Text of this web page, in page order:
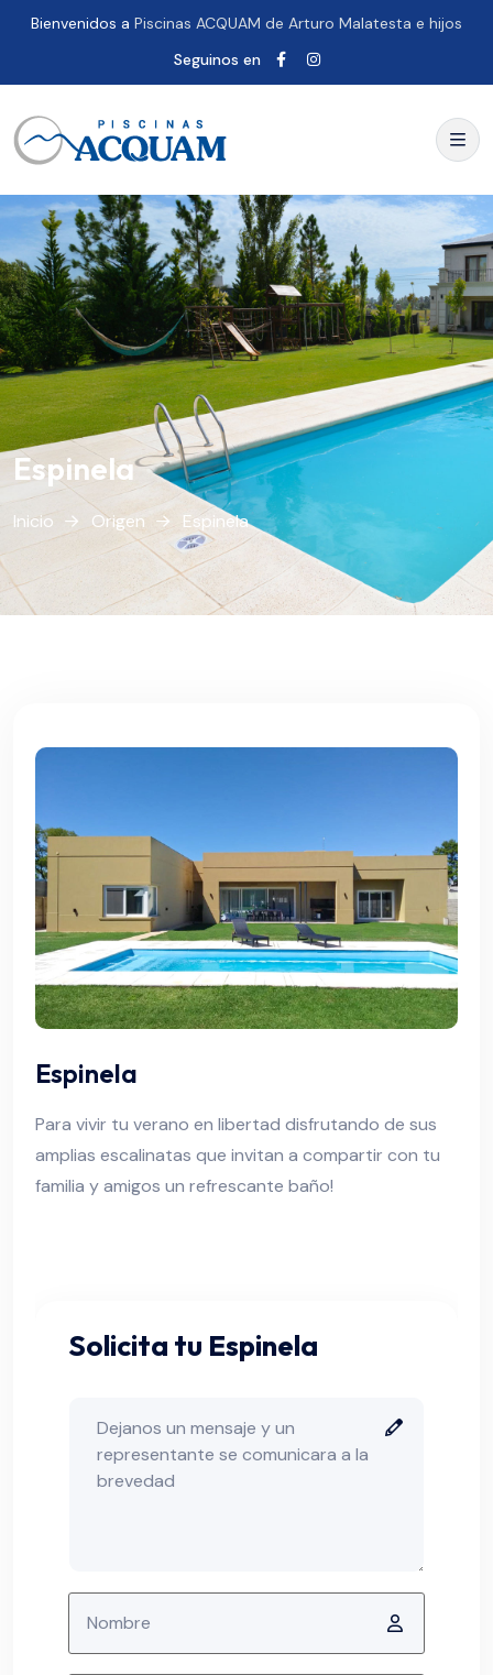
Bienvenidos a Piscinas ACQUAM de Arturo Malatesta e hijos
Seguinos en
Espinela
Inicio Origen Espinela
Espinela
Para vivir tu verano en libertad disfrutando de sus
amplias escalinatas que invitan a compartir con tu
familia y amigos un refrescante baño!
Solicita tu Espinela